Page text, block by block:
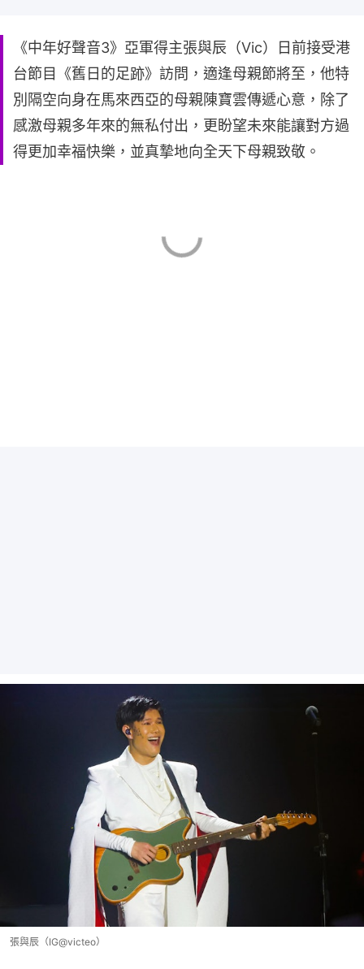
《中年好聲音3》亞軍得主張與辰（Vic）日前接受港
台節目《舊日的足跡》訪問，適逢母親節將至，他特
別隔空向身在馬來西亞的母親陳寶雲傳遞心意，除了
感激母親多年來的無私付出，更盼望未來能讓對方過
得更加幸福快樂，並真摯地向全天下母親致敬。
張與辰（IG@victeo）